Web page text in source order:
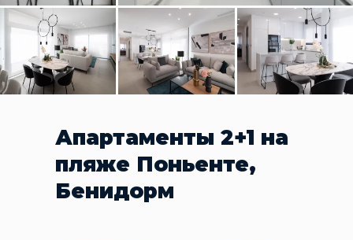
Апартаменты 2+1 на
пляже Поньенте,
Бенидорм